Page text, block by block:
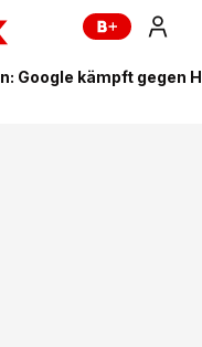
Google kämpft gegen